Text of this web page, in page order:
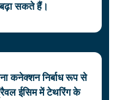
सकते हैं।
कनेक्शन निर्बाध रूप से
ईसिम में टेथरिंग के